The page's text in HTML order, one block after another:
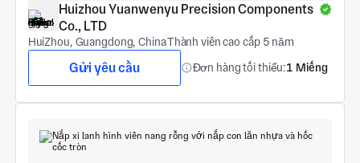
Huizhou Yuanwenyu Precision Components
Co., LTD
HuiZhou, Guangdong, ChinaThành viên cao cấp 5 năm
Gửi yêu cầu Đơn hàng tối thiểu:1 Miếng